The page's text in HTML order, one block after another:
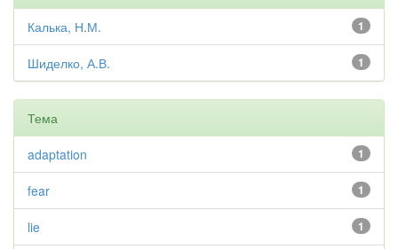
1
Калька, Н.М.
1
Шиделко, А.В.
Тема
1
adaptation
1
fear
1
lie